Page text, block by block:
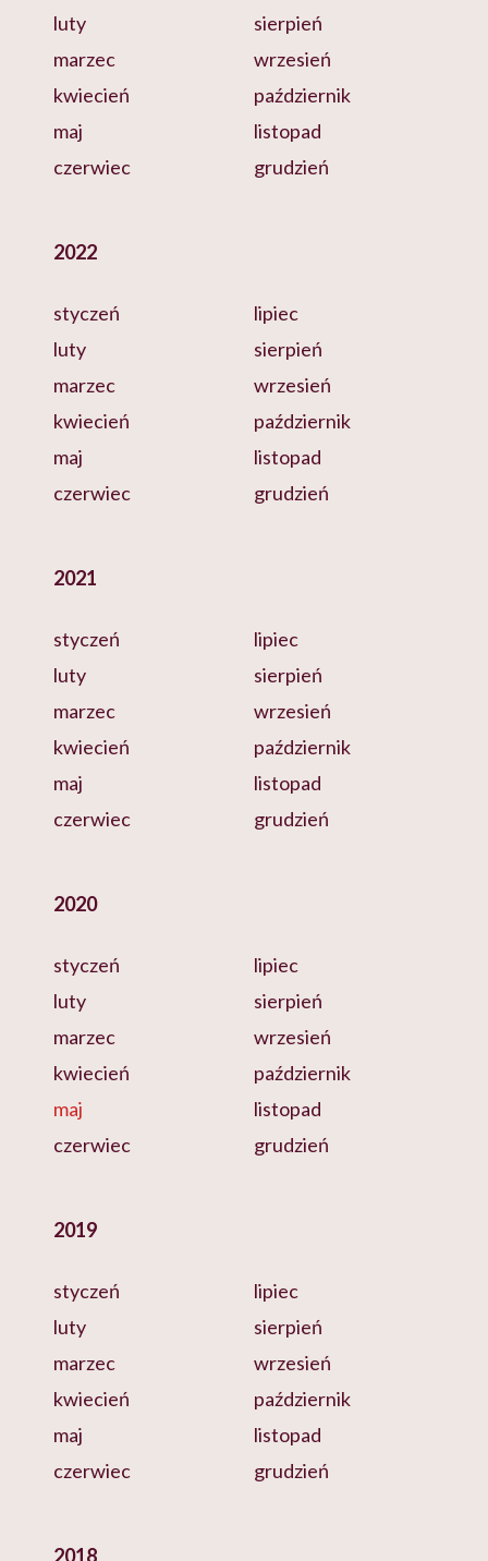
luty
marzec
kwiecień
maj
czerwiec
sierpień
wrzesień
październik
listopad
grudzień
2022
styczeń
luty
marzec
kwiecień
maj
czerwiec
lipiec
sierpień
wrzesień
październik
listopad
grudzień
2021
styczeń
luty
marzec
kwiecień
maj
czerwiec
lipiec
sierpień
wrzesień
październik
listopad
grudzień
2020
styczeń
luty
marzec
kwiecień
maj
czerwiec
lipiec
sierpień
wrzesień
październik
listopad
grudzień
2019
styczeń
luty
marzec
kwiecień
maj
czerwiec
lipiec
sierpień
wrzesień
październik
listopad
grudzień
2018